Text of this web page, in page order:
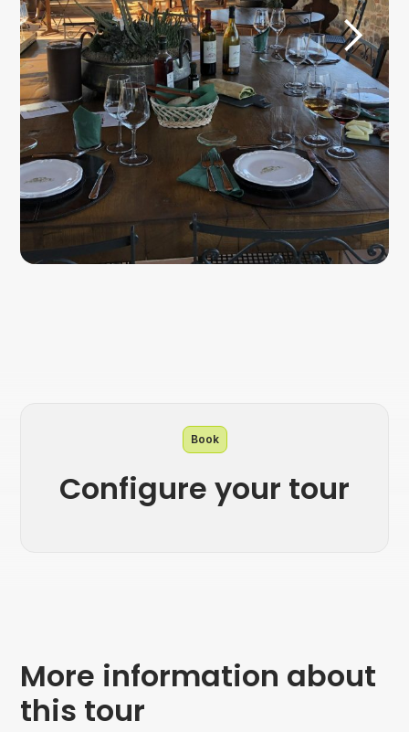
Book
Configure your tour
More information about
this tour